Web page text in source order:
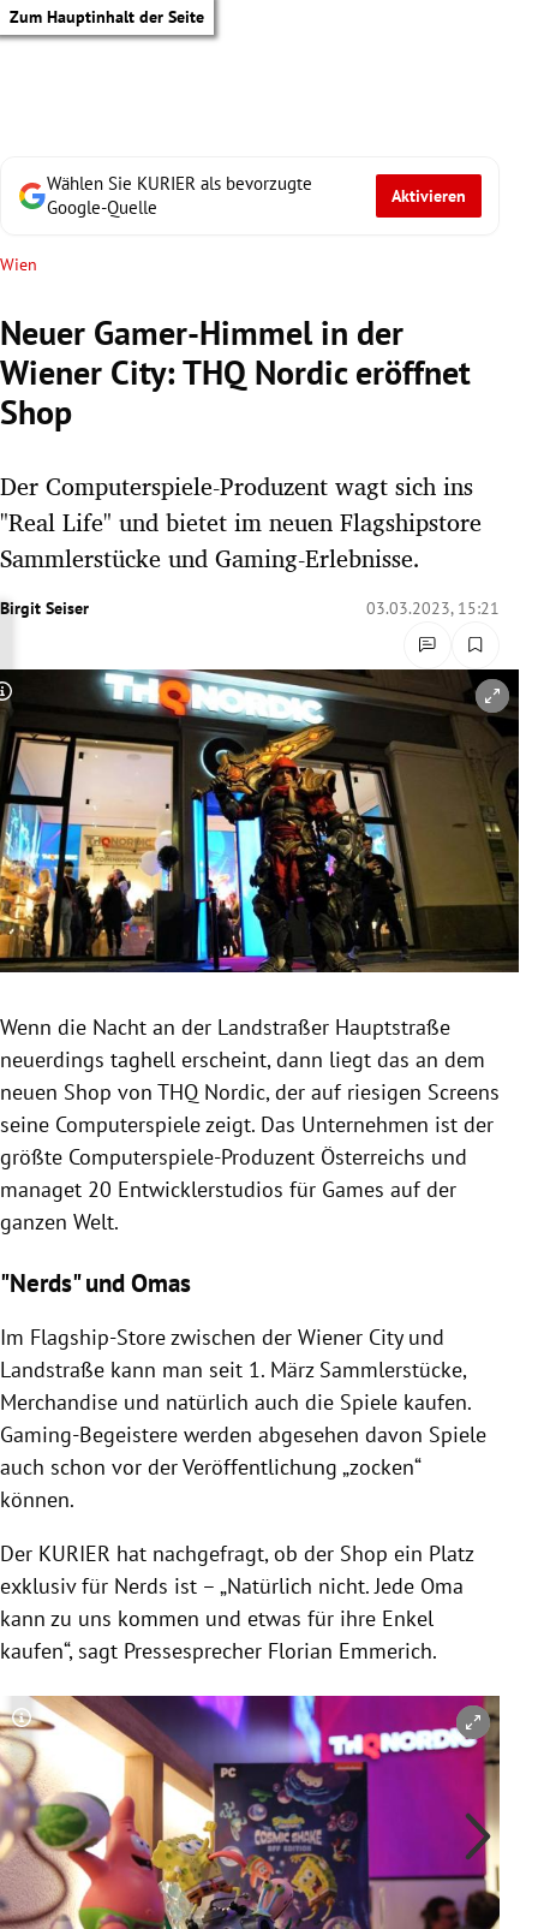
Zum Hauptinhalt der Seite
Untermenü
Untermenü
Untermenü
Untermenü
Untermenü
Untermenü
Untermenü
Untermenü
Untermenü
Untermenü
Wählen Sie KURIER als bevorzugte
Google-Quelle
Aktivieren
Wien
Neuer Gamer-Himmel in der
Wiener City: THQ Nordic eröffnet
Shop
Der Computerspiele-Produzent wagt sich ins
"Real Life" und bietet im neuen Flagshipstore
Sammlerstücke und Gaming-Erlebnisse.
Birgit Seiser 03.03.2023, 15:21
Copyright-Hinweis öffnen/schließen
Wenn die Nacht an der Landstraßer Hauptstraße
neuerdings taghell erscheint, dann liegt das an dem
neuen Shop von THQ Nordic, der auf riesigen Screens
seine Computerspiele zeigt. Das Unternehmen ist der
größte Computerspiele-Produzent Österreichs und
managet 20 Entwicklerstudios für Games auf der
ganzen Welt.
"Nerds" und Omas
Im Flagship-Store zwischen der Wiener City und
Landstraße kann man seit 1. März Sammlerstücke,
Merchandise und natürlich auch die Spiele kaufen.
Gaming-Begeistere werden abgesehen davon Spiele
auch schon vor der Veröffentlichung „zocken“
können.
Der KURIER hat nachgefragt, ob der Shop ein Platz
exklusiv für Nerds ist – „Natürlich nicht. Jede Oma
kann zu uns kommen und etwas für ihre Enkel
kaufen“, sagt Pressesprecher Florian Emmerich.
Copyright-Hinweis öffnen/schließen